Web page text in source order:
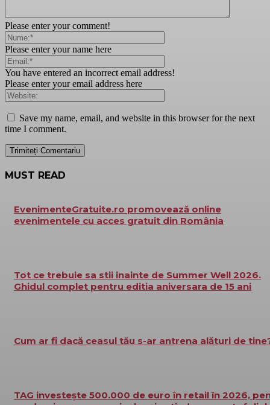
Please enter your comment!
Please enter your name here
You have entered an incorrect email address!
Please enter your email address here
Save my name, email, and website in this browser for the next
time I comment.
MUST READ
EvenimenteGratuite.ro promovează online
evenimentele cu acces gratuit din România
Tot ce trebuie sa stii inainte de Summer Well 2026.
Ghidul complet pentru editia aniversara de 15 ani
Cum ar fi dacă ceasul tău s-ar antrena alături de
TAG investește 500.000 de euro în retail în 2026,